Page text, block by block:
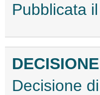
Pubblicata
Decisione